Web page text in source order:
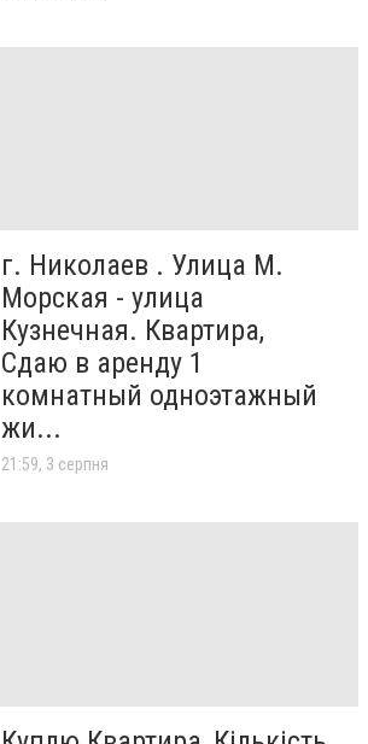
г. Николаев . Улица М.
Морская - улица
Кузнечная. Квартира,
Сдаю в аренду 1
комнатный одноэтажный
жи...
21:59, 3 серпня